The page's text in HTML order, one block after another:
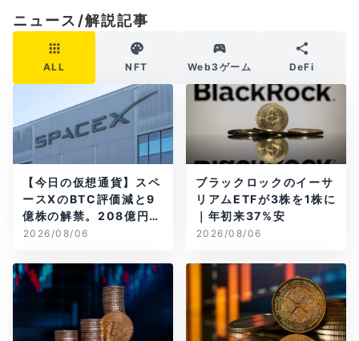
ニュース/解説記事
ALL NFT Web3ゲーム DeFi
【今日の仮想通貨】スペ
ースXのBTC評価減と9
億株の解禁。208億円相
当のBTCが盗難
2026/08/06
ブラックロックのイーサ
リアムETFが3株を1株に
｜年初来37%安
2026/08/06